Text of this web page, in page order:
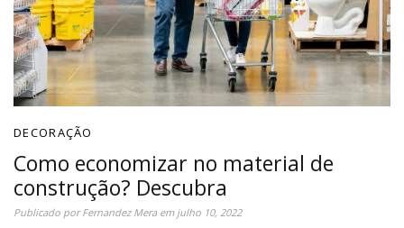
DECORAÇÃO
Como economizar no material de
construção? Descubra
Publicado porFernandez Meraem julho 10, 2022